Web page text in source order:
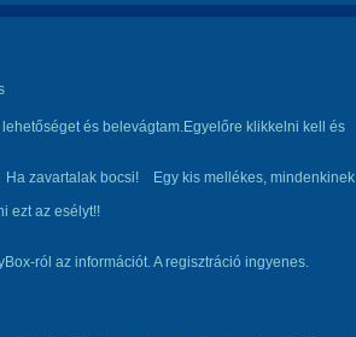
és belevágtam.Egyelőre klikkelni kell és
zavartalak bocsi! Egy kis mellékes, mindenkinek
ezt az esélyt!!
ról az információt. A regisztráció ingyenes.